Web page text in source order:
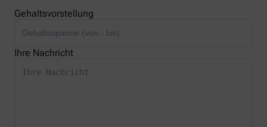
Gehaltsvorstellung
Ihre Nachricht